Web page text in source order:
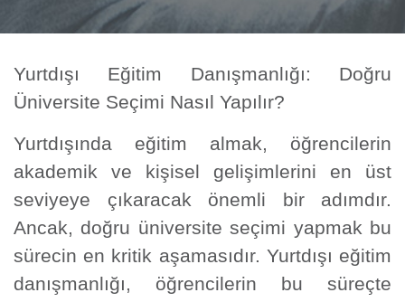
Yurtdışı Eğitim Danışmanlığı: Doğru
Üniversite Seçimi Nasıl Yapılır?
Yurtdışında eğitim almak, öğrencilerin
akademik ve kişisel gelişimlerini en üst
seviyeye çıkaracak önemli bir adımdır.
Ancak, doğru üniversite seçimi yapmak bu
sürecin en kritik aşamasıdır. Yurtdışı eğitim
danışmanlığı, öğrencilerin bu süreçte